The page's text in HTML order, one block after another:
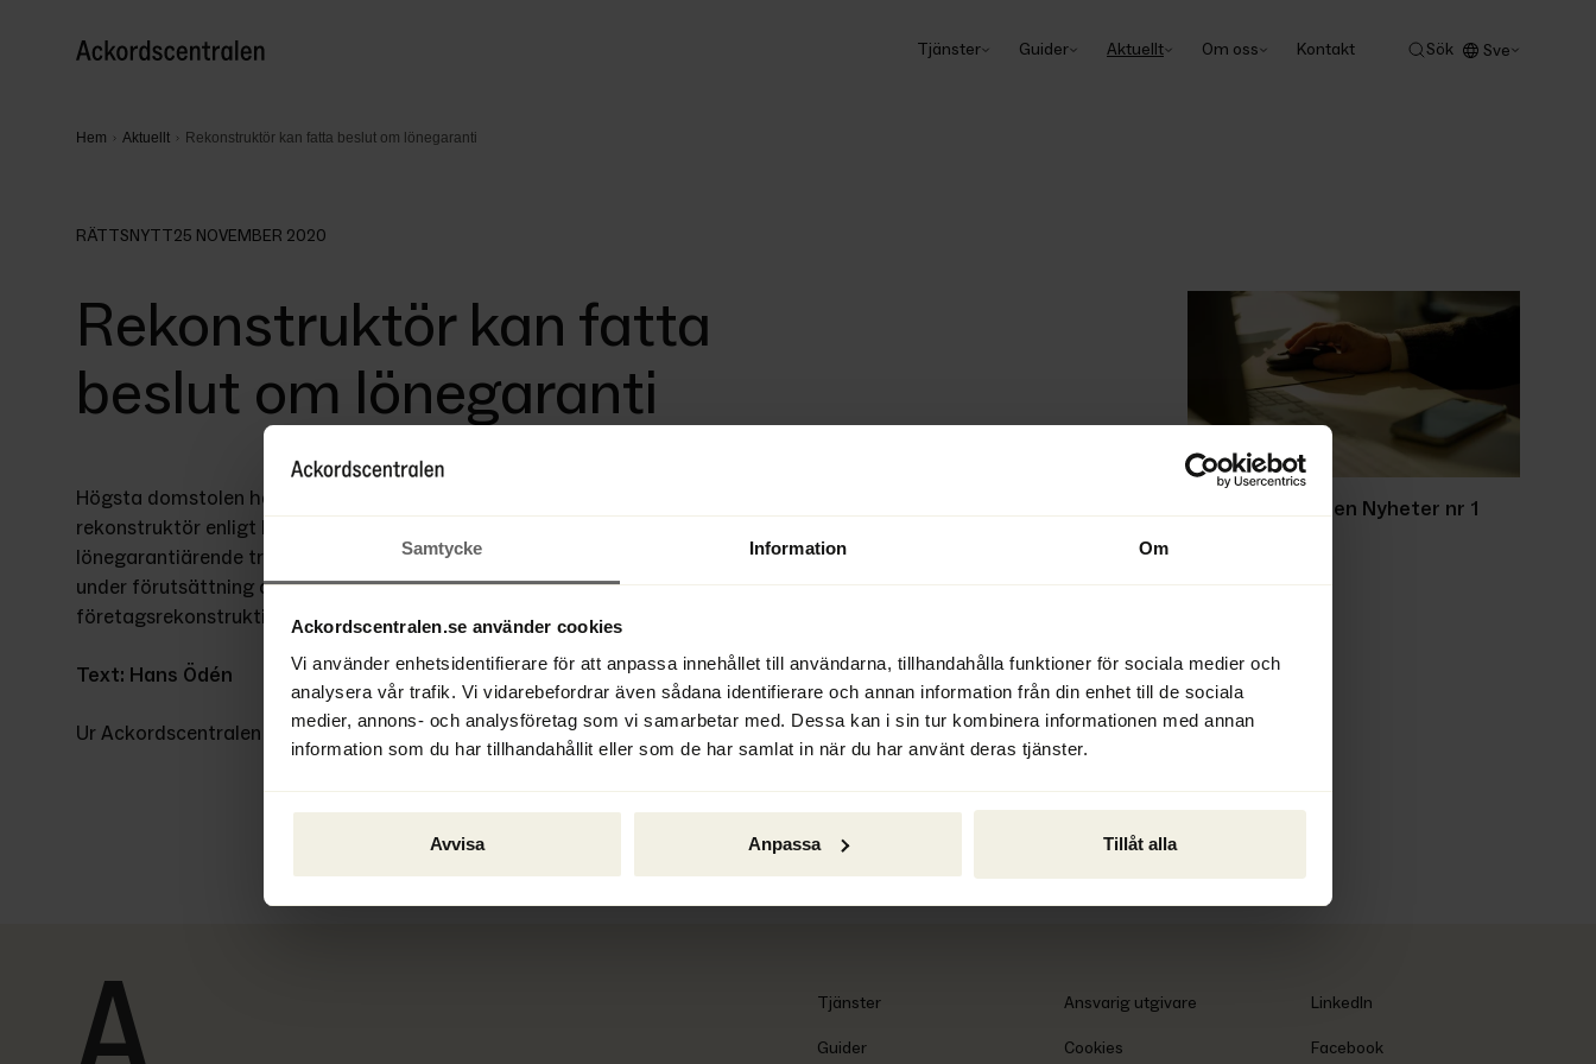
Samtycke Information Om
Ackordscentralen.se använder cookies
Vi använder enhetsidentifierare för att anpassa innehållet till användarna, tillhandahålla funktioner för sociala medier och
analysera vår trafik. Vi vidarebefordrar även sådana identifierare och annan information från din enhet till de sociala
medier, annons- och analysföretag som vi samarbetar med. Dessa kan i sin tur kombinera informationen med annan
information som du har tillhandahållit eller som de har samlat in när du har använt deras tjänster.
Avvisa Anpassa Tillåt alla
Tjänster Guider Aktuellt Om oss Kontakt Sök Sve
Hem Aktuellt Rekonstruktör kan fatta beslut om lönegaranti
RÄTTSNYTT25 NOVEMBER 2020
Rekonstruktör kan fatta
beslut om lönegaranti
Högsta domstolen har i en dom den 16 mars 2020 i mål T 1226-19 fastslagit att en
rekonstruktör enligt lagen om företagsrekonstruktion är behörig att fatta beslut i
lönegarantiärende trots att företagsrekonstruktionen har upphört. Detta gäller dock
under förutsättning av att arbetstagaren har framställt kravet under
företagsrekonstruktionen.
Text: Hans Ödén
Ur Ackordscentralen Nyheter nr 3 2020
Ackordscentralen Nyheter nr 1
Tjänster
Guider
Ansvarig utgivare
Cookies
LinkedIn
Facebook